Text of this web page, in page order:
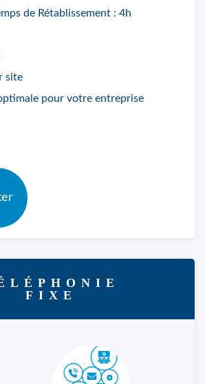
de Rétablissement : 4h
site
pour votre entreprise
FIXE